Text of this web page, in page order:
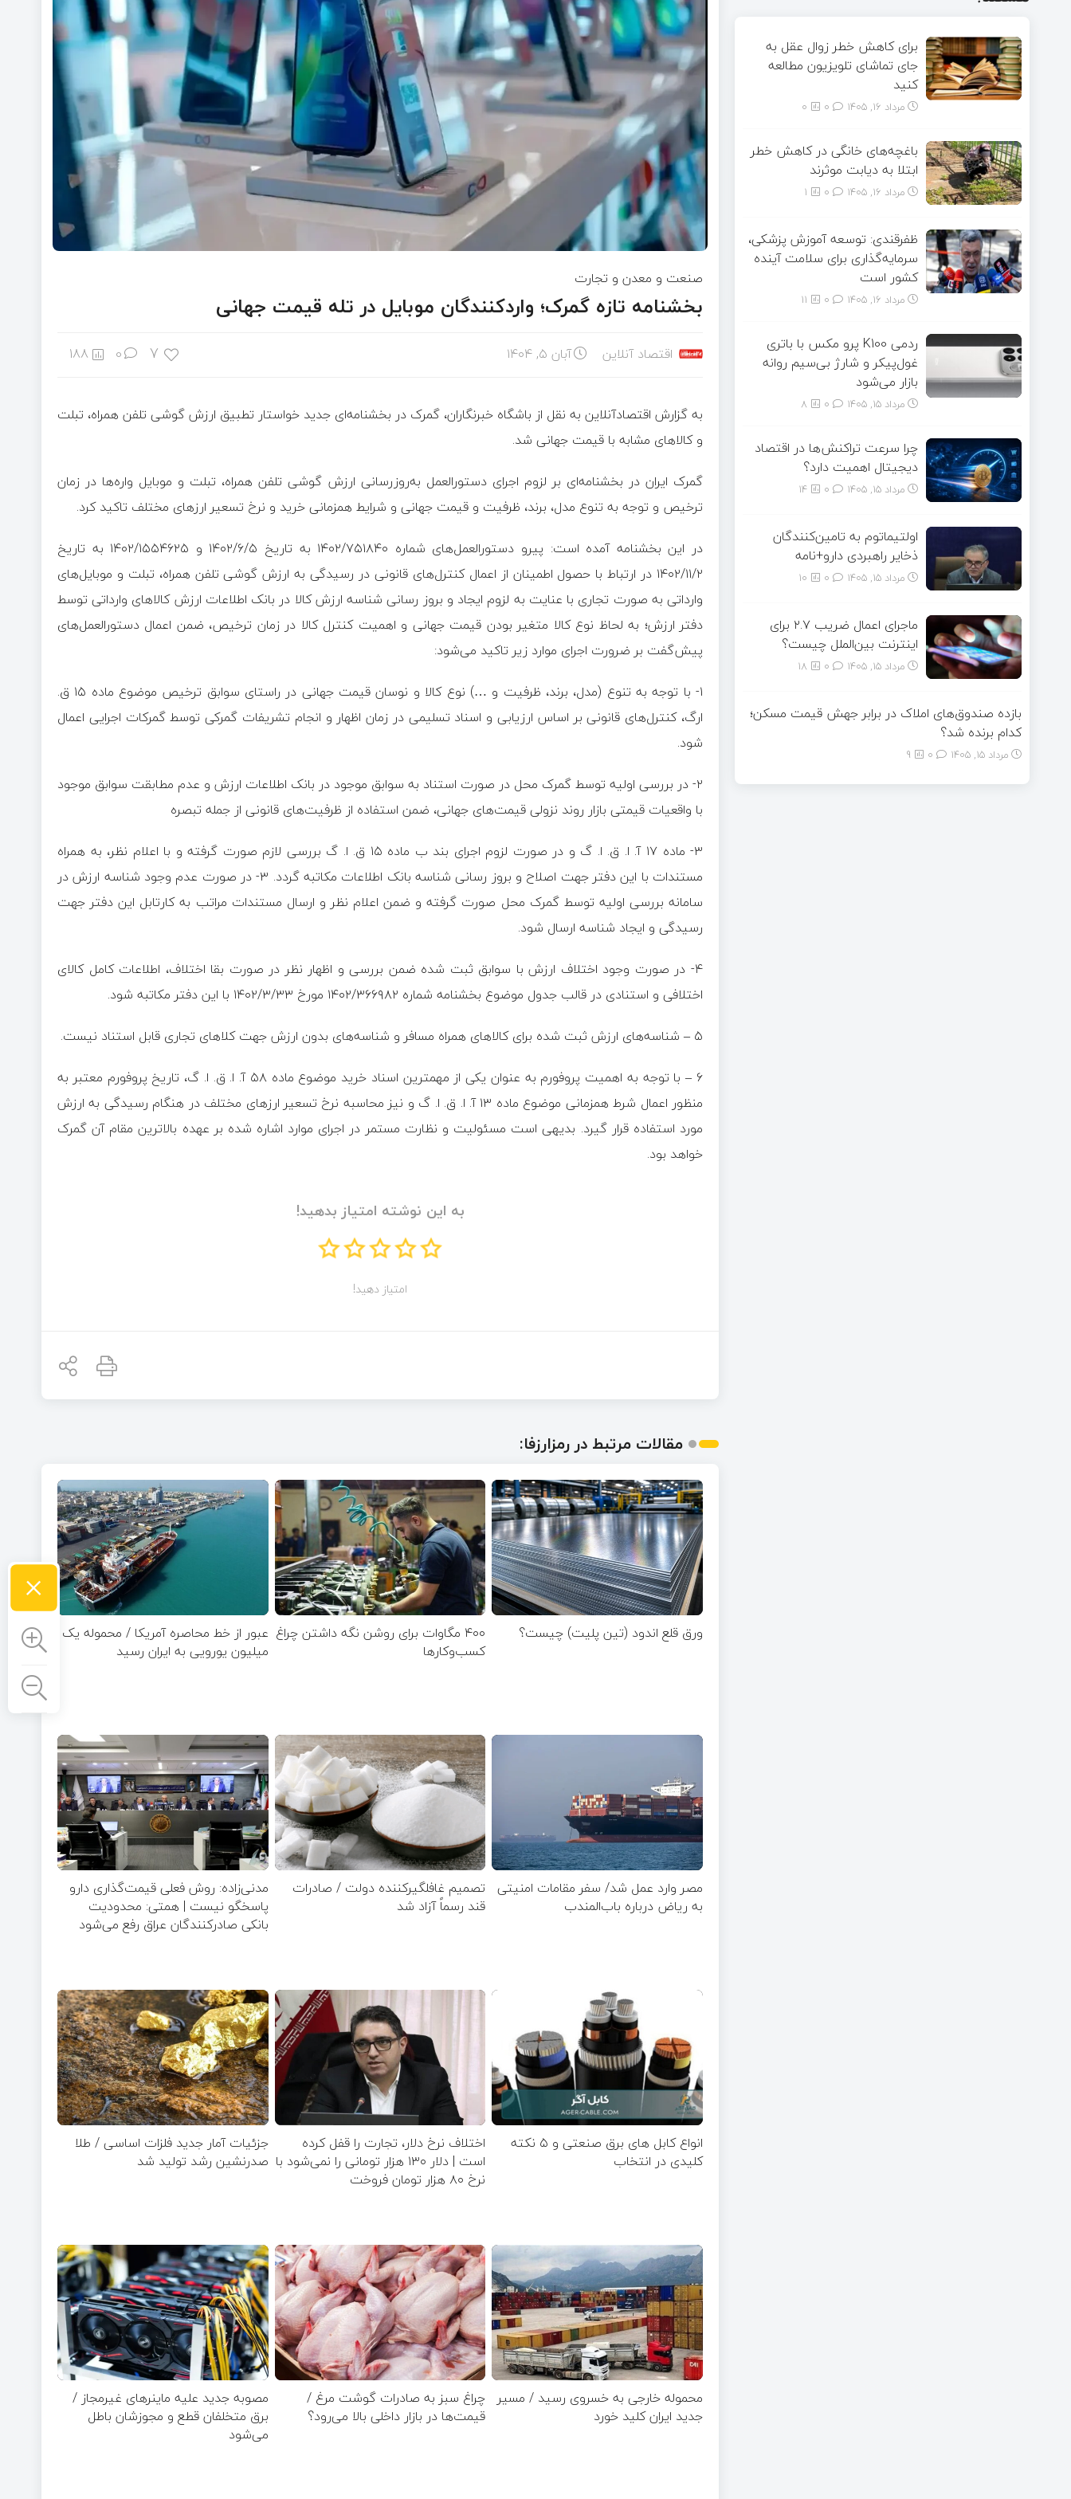
صنعت و معدن و تجارت
بخشنامه تازه گمرک؛ واردکنندگان موبایل در تله قیمت جهانی
اقتصاد آنلاین آبان ۵, ۱۴۰۴ 7
0
188
به گزارش اقتصادآنلاین به نقل از باشگاه خبرنگاران، گمرک در بخشنامه‌ای جدید خواستار تطبیق ارزش گوشی تلفن همراه، تبلت
و کالا‌های مشابه با قیمت جهانی شد.
گمرک ایران در بخشنامه‌ای بر لزوم اجرای دستورالعمل به‌روز‌رسانی ارزش گوشی تلفن همراه، تبلت و موبایل واره‌ها در زمان
ترخیص و توجه به تنوع مدل، برند، ظرفیت و قیمت جهانی و شرایط همزمانی خرید و نرخ تسعیر ارز‌های مختلف تاکید کرد.
در این بخشنامه آمده است: پیرو دستورالعمل‌های شماره ۱۴۰۲/۷۵۱۸۴۰ به تاریخ ۱۴۰۲/۶/۵ و ۱۴۰۲/۱۵۵۴۶۲۵ به تاریخ
۱۴۰۲/۱۱/۲ در ارتباط با حصول اطمینان از اعمال کنترل‌های قانونی در رسیدگی به ارزش گوشی تلفن همراه، تبلت و موبایل‌های
وارداتی به صورت تجاری با عنایت به لزوم ایجاد و بروز رسانی شناسه ارزش کالا در بانک اطلاعات ارزش کالا‌های وارداتی توسط
دفتر ارزش؛ به لحاظ نوع کالا متغیر بودن قیمت جهانی و اهمیت کنترل کالا در زمان ترخیص، ضمن اعمال دستورالعمل‌های
پیش‌گفت بر ضرورت اجرای موارد زیر تاکید می‌شود:
۱- با توجه به تنوع (مدل، برند، ظرفیت و …) نوع کالا و نوسان قیمت جهانی در راستای سوابق ترخیص موضوع ماده ۱۵ ق.
ارگ، کنترل‌های قانونی بر اساس ارزیابی و اسناد تسلیمی در زمان اظهار و انجام تشریفات گمرکی توسط گمرکات اجرایی اعمال
شود.
۲- در بررسی اولیه توسط گمرک محل در صورت استناد به سوابق موجود در بانک اطلاعات ارزش و عدم مطابقت سوابق موجود
با واقعیات قیمتی بازار روند نزولی قیمت‌های جهانی، ضمن استفاده از ظرفیت‌های قانونی از جمله تبصره
۳- ماده ۱۷ آ. ا. ق. ا. گ و در صورت لزوم اجرای بند ب ماده ۱۵ ق. ا. گ بررسی لازم صورت گرفته و با اعلام نظر، به همراه
مستندات با این دفتر جهت اصلاح و بروز رسانی شناسه بانک اطلاعات مکاتبه گردد. ۳- در صورت عدم وجود شناسه ارزش در
سامانه بررسی اولیه توسط گمرک محل صورت گرفته و ضمن اعلام نظر و ارسال مستندات مراتب به کارتابل این دفتر جهت
رسیدگی و ایجاد شناسه ارسال شود.
۴- در صورت وجود اختلاف ارزش با سوابق ثبت شده ضمن بررسی و اظهار نظر در صورت بقا اختلاف، اطلاعات کامل کالای
اختلافی و استنادی در قالب جدول موضوع بخشنامه شماره ۱۴۰۲/۳۶۶۹۸۲ مورخ ۱۴۰۲/۳/۳۳ با این دفتر مکاتبه شود.
۵ – شناسه‌های ارزش ثبت شده برای کالا‌های همراه مسافر و شناسه‌های بدون ارزش جهت کلا‌های تجاری قابل استناد نیست.
۶ – با توجه به اهمیت پروفورم به عنوان یکی از مهمترین اسناد خرید موضوع ماده ۵۸ آ. ا. ق. ا. گ، تاریخ پروفورم معتبر به
منظور اعمال شرط همزمانی موضوع ماده ۱۳ آ. ا. ق. ا. گ و نیز محاسبه نرخ تسعیر ارز‌های مختلف در هنگام رسیدگی به ارزش
مورد استفاده قرار گیرد. بدیهی است مسئولیت و نظارت مستمر در اجرای موارد اشاره شده بر عهده بالاترین مقام آن گمرک
خواهد بود.
به این نوشته امتیاز بدهید!
امتیاز دهید!
مقالات مرتبط در رمزارزفا:
ورق قلع اندود (تین پلیت) چیست؟
۴۰۰ مگاوات برای روشن نگه داشتن چراغ
کسب‌وکار‌ها
عبور از خط محاصره آمریکا / محموله یک
میلیون یورویی به ایران رسید
مصر وارد عمل شد/ سفر مقامات امنیتی
به ریاض درباره باب‌المندب
تصمیم غافلگیرکننده دولت / صادرات
قند رسماً آزاد شد
مدنی‌زاده: روش فعلی قیمت‌گذاری دارو
پاسخگو نیست | همتی: محدودیت
بانکی صادرکنندگان عراق رفع می‌شود
انواع کابل های برق صنعتی و ۵ نکته
کلیدی در انتخاب
اختلاف نرخ دلار، تجارت را قفل کرده
است | دلار ۱۳۰ هزار تومانی را نمی‌شود با
نرخ ۸۰ هزار تومان فروخت
جزئیات آمار جدید فلزات اساسی / طلا
صدرنشین رشد تولید شد
محموله خارجی به خسروی رسید / مسیر
جدید ایران کلید خورد
چراغ سبز به صادرات گوشت مرغ /
قیمت‌ها در بازار داخلی بالا می‌رود؟
مصوبه جدید علیه ماینرهای غیرمجاز /
برق متخلفان قطع و مجوزشان باطل
می‌شود
برای کاهش خطر زوال عقل به
جای تماشای تلویزیون مطالعه
کنید
مرداد ۱۶, ۱۴۰۵ 0
باغچه‌های خانگی در کاهش خطر
ابتلا به دیابت موثرند
مرداد ۱۶, ۱۴۰۵ 1
ظفرقندی: توسعه آموزش پزشکی،
سرمایه‌گذاری برای سلامت آینده
کشور است
مرداد ۱۶, ۱۴۰۵ 11
ردمی K100 پرو مکس با باتری
غول‌پیکر و شارژ بی‌سیم روانه
بازار می‌شود
مرداد ۱۵, ۱۴۰۵ 8
چرا سرعت تراکنش‌ها در اقتصاد
دیجیتال اهمیت دارد؟
مرداد ۱۵, ۱۴۰۵ 14
اولتیماتوم به تامین‌کنندگان
ذخایر راهبردی دارو+نامه
مرداد ۱۵, ۱۴۰۵ 10
ماجرای اعمال ضریب ۲.۷ برای
اینترنت بین‌الملل چیست؟
مرداد ۱۵, ۱۴۰۵ 18
بازده صندوق‌های املاک در برابر جهش قیمت مسکن؛
کدام برنده شد؟
مرداد ۱۵, ۱۴۰۵ 9
×